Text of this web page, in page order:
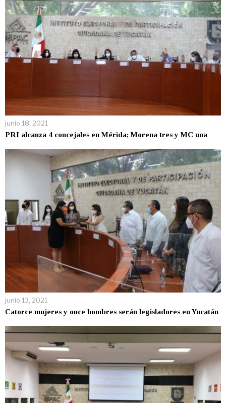
junio 18, 2021
PRI alcanza 4 concejales en Mérida; Morena tres y MC una
junio 13, 2021
Catorce mujeres y once hombres serán legisladores en Yucatán